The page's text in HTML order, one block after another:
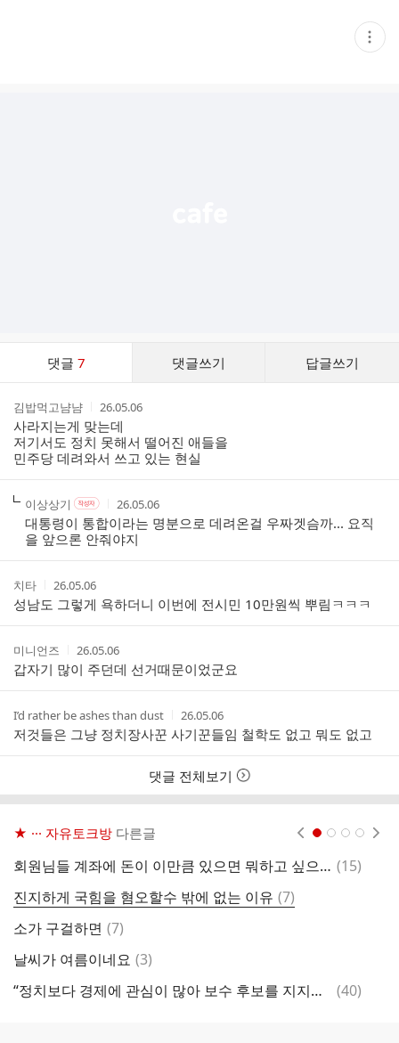
현
재
댓글 7 댓글쓰기 답글쓰기
작
성
자
김밥먹고냠냠
작
성
시
간
26.05.06
사라지는게 맞는데
저기서도 정치 못해서 떨어진 애들을
민주당 데려와서 쓰고 있는 현실
작
성
자
이상상기 작
성
자
본
인
부
작
성
자
작
성
시
간
26.05.06
대통령이 통합이라는 명분으로 데려온걸 우짜겟슴까... 요직
을 앞으론 안줘야지
작
성
자
치타
작
성
시
간
26.05.06
성남도 그렇게 욕하더니 이번에 전시민 10만원씩 뿌림ㅋㅋㅋ
작
성
자
미니언즈
작
성
시
간
26.05.06
갑자기 많이 주던데 선거때문이었군요
작
성
자
I’d rather be ashes than dust
작
성
시
간
26.05.06
저것들은 그냥 정치장사꾼 사기꾼들임 철학도 없고 뭐도 없고
댓글 전체보기
★ ··· 자유토크방 다른글
회원님들 계좌에 돈이 이만큼 있으면 뭐하고 싶으신가요? 댓
(15)
진지하게 국힘을 혐오할수 밖에 없는 이유 댓
글
(7)
소가 구걸하면 댓
(7)
날씨가 여름이네요 댓
(3)
“정치보다 경제에 관심이 많아 보수 후보를 지지하겠다”
댓
(40)